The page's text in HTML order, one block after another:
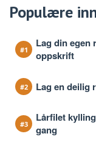
Populære
Lag din egen
oppskrift
Lag en deilig
Lårfilet
gang